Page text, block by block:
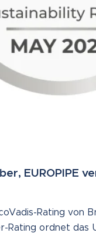
EUROPIPE
Rating von
Rating ordnet das